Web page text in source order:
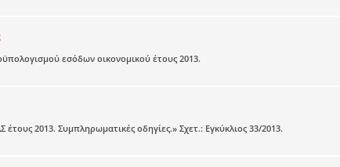
εσόδων οικονομικού έτους 2013.
2013. Συμπληρωματικές οδηγίες.» Σχετ.: Εγκύκλιος 33/2013.